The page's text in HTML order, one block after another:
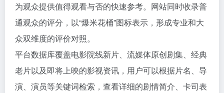
为观众提供值得观看与否的快速参考。网站同时收录普
通观众的评分，以“爆米花桶”图标表示，形成专业和大
众双维度的评价对照。
平台数据库覆盖电影院线新片、流媒体原创剧集、经典
老片以及即将上映的影视资讯，用户可以根据片名、导
演、演员等关键词检索，查看详细的剧情简介、卡司表